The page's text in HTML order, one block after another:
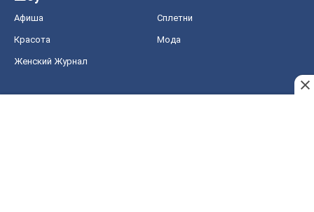
Афиша Сплетни
Красота Мода
Женский Журнал